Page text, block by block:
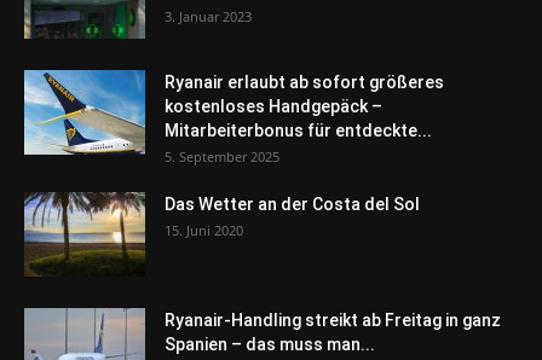
3. Januar 2023
Ryanair erlaubt ab sofort größeres
kostenloses Handgepäck –
Mitarbeiterbonus für entdeckte...
5. September 2025
Das Wetter an der Costa del Sol
15. Juni 2020
Ryanair-Handling streikt ab Freitag in ganz
Spanien – das muss man...